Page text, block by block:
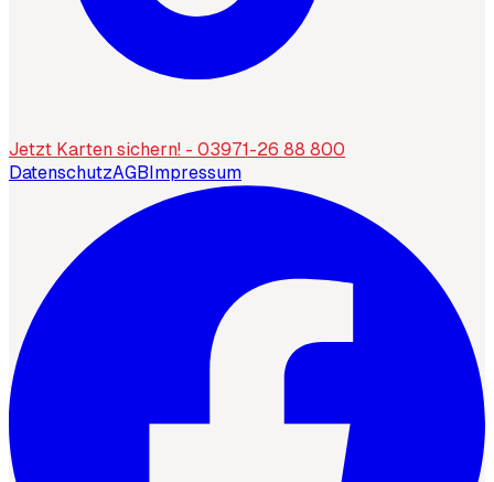
Jetzt Karten sichern! - 03971-26 88 800
DatenschutzAGBImpressum